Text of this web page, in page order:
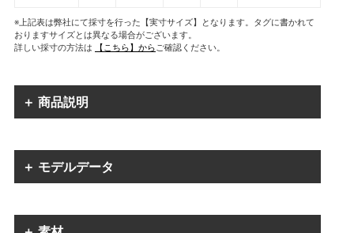
※上記表は弊社にて採寸を行った【実寸サイズ】となります。タグに書かれて
おりますサイズとは異なる場合がございます。
詳しい採寸の方法は
【こちら】からご確認ください。
＋ 商品説明
＋ モデルデータ